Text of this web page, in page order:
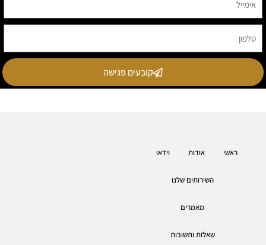
קובעים פגישה
ראשי אודות וידאו
השירותים שלנו
מאמרים
שאלות ותשובות